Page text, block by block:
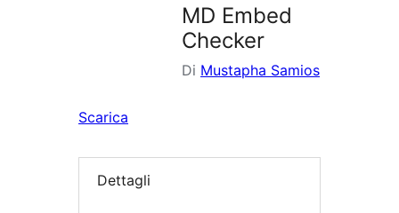
MD Embed
Checker
Di Mustapha Samios
Scarica
Dettagli